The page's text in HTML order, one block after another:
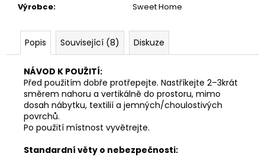
Výrobce: Sweet Home
Popis Související (8) Diskuze
NÁVOD K POUŽITÍ:
Před použitím dobře protřepejte. Nastříkejte 2–3krát
směrem nahoru a vertikálně do prostoru, mimo
dosah nábytku, textilií a jemných/choulostivých
povrchů.
Po použití místnost vyvětrejte.
Standardní věty o nebezpečnosti: